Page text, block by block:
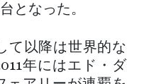
となった。
て以降は世界的な
年にはエド・ダ